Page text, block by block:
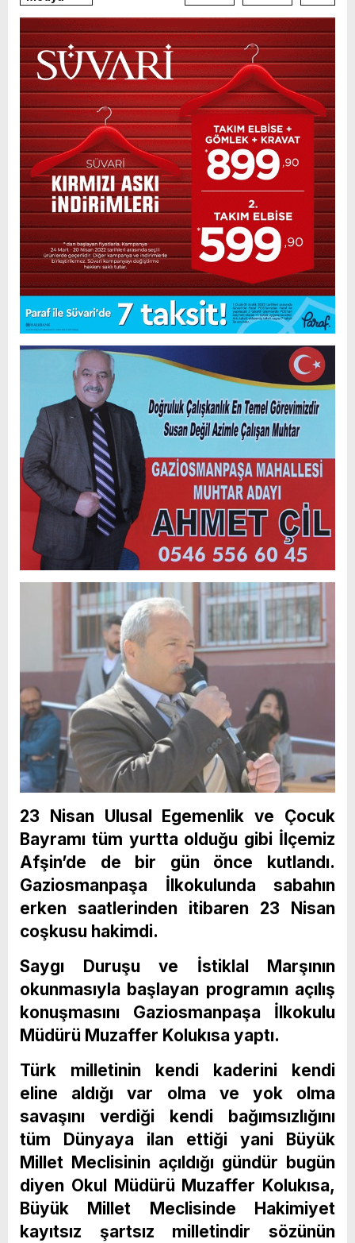
23 Nisan Ulusal Egemenlik ve Çocuk
Bayramı tüm yurtta olduğu gibi İlçemiz
Afşin’de de bir gün önce kutlandı.
Gaziosmanpaşa İlkokulunda sabahın
erken saatlerinden itibaren 23 Nisan
coşkusu hakimdi.
Saygı Duruşu ve İstiklal Marşının
okunmasıyla başlayan programın açılış
konuşmasını Gaziosmanpaşa İlkokulu
Müdürü Muzaffer Kolukısa yaptı.
Türk milletinin kendi kaderini kendi
eline aldığı var olma ve yok olma
savaşını verdiği kendi bağımsızlığını
tüm Dünyaya ilan ettiği yani Büyük
Millet Meclisinin açıldığı gündür bugün
diyen Okul Müdürü Muzaffer Kolukısa,
Büyük Millet Meclisinde Hakimiyet
kayıtsız şartsız milletindir sözünün